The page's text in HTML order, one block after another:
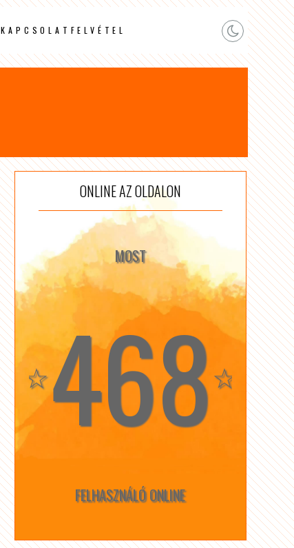
KAPCSOLATFELVÉTEL
ONLINE AZ OLDALON
MOST
☆468☆
FELHASZNÁLÓ ONLINE